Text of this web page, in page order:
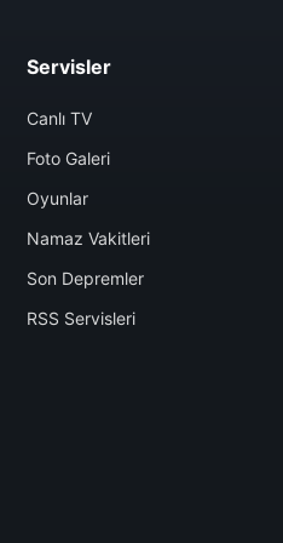
Servisler
Canlı TV
Foto Galeri
Oyunlar
Namaz Vakitleri
Son Depremler
RSS Servisleri